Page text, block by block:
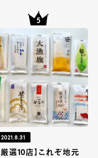
2021.8.31
厳選10店】これぞ地元